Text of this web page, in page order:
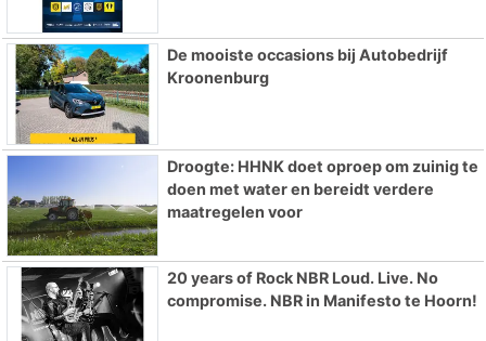
De mooiste occasions bij Autobedrijf
Kroonenburg
Droogte: HHNK doet oproep om zuinig te
doen met water en bereidt verdere
maatregelen voor
20 years of Rock NBR Loud. Live. No
compromise. NBR in Manifesto te Hoorn!